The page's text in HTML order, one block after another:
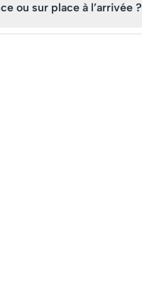
ou sur place à l’arrivée ?